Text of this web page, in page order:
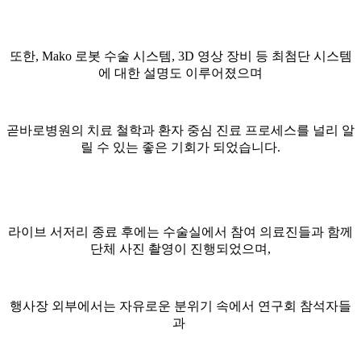
또한, Mako 로봇 수술 시스템, 3D 영상 장비 등 최첨단 시스템
에 대한 설명도 이루어졌으며
곧바로병원의 치료 철학과 환자 중심 진료 프로세스를 널리 알
릴 수 있는 좋은 기회가 되었습니다.
라이브 서저리 종료 후에는 수술실에서 참여 의료진들과 함께
단체 사진 촬영이 진행되었으며,
행사장 외부에서는 자유로운 분위기 속에서 연구회 참석자들
과